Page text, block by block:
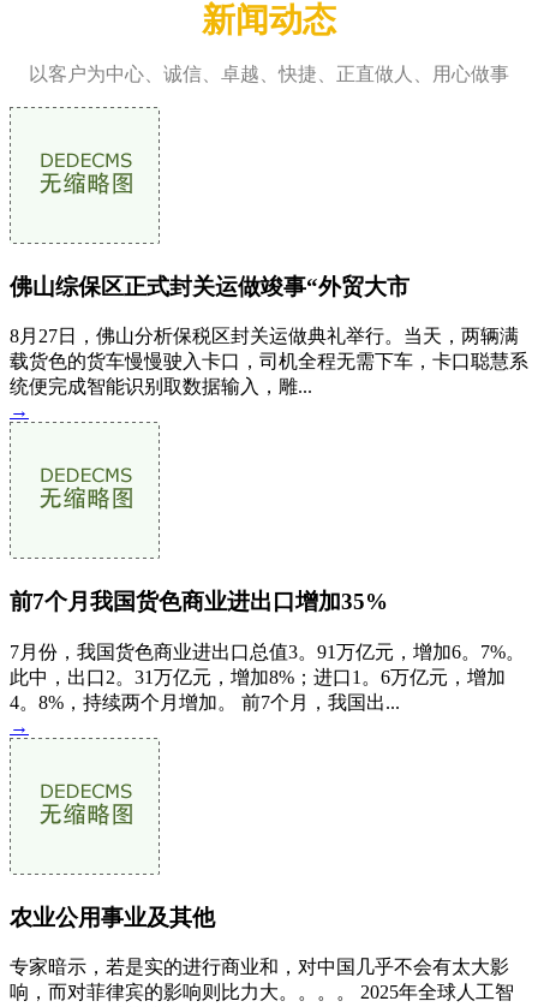
新闻动态
以客户为中心、诚信、卓越、快捷、正直做人、用心做事
佛山综保区正式封关运做竣事“外贸大市
8月27日，佛山分析保税区封关运做典礼举行。当天，两辆满
载货色的货车慢慢驶入卡口，司机全程无需下车，卡口聪慧系
统便完成智能识别取数据输入，雕...
→
前7个月我国货色商业进出口增加35%
7月份，我国货色商业进出口总值3。91万亿元，增加6。7%。
此中，出口2。31万亿元，增加8%；进口1。6万亿元，增加
4。8%，持续两个月增加。 前7个月，我国出...
→
农业公用事业及其他
专家暗示，若是实的进行商业和，对中国几乎不会有太大影
响，而对菲律宾的影响则比力大。。。。 2025年全球人工智